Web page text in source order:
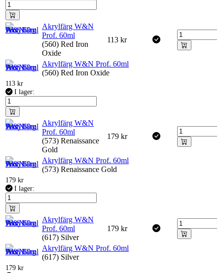
Akrylfärg W&N
Prof. 60ml
(560) Red Iron
Oxide
113 kr
Akrylfärg W&N Prof. 60ml
(560) Red Iron Oxide
113 kr
I lager:
Akrylfärg W&N
Prof. 60ml
(573) Renaissance
Gold
179 kr
Akrylfärg W&N Prof. 60ml
(573) Renaissance Gold
179 kr
I lager:
Akrylfärg W&N
Prof. 60ml
(617) Silver
179 kr
Akrylfärg W&N Prof. 60ml
(617) Silver
179 kr